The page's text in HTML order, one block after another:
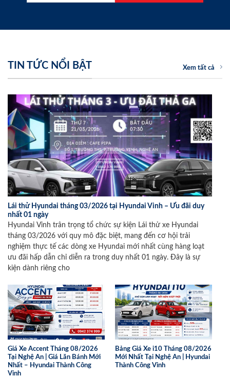
TIN TỨC NỔI BẬT Xem tất cả
Lái thử Hyundai tháng 03/2026 tại Hyundai Vinh – Ưu đãi duy
nhất 01 ngày
Hyundai Vinh trân trọng tổ chức sự kiện Lái thử xe Hyundai
tháng 03/2026 với quy mô đặc biệt, mang đến cơ hội trải
nghiệm thực tế các dòng xe Hyundai mới nhất cùng hàng loạt
ưu đãi hấp dẫn chỉ diễn ra trong duy nhất 01 ngày. Đây là sự
kiện dành riêng cho
Giá Xe Accent Tháng 08/2026
Tại Nghệ An | Giá Lăn Bánh Mới
Nhất – Hyundai Thành Công
Vinh
Bảng Giá Xe i10 Tháng 08/2026
Mới Nhất Tại Nghệ An | Hyundai
Thành Công Vinh